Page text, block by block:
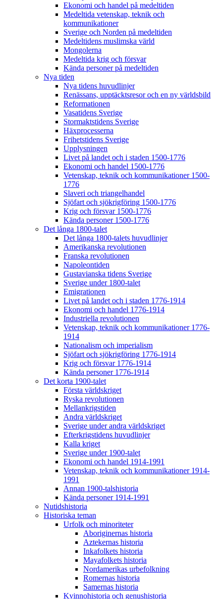
Ekonomi och handel på medeltiden
Medeltida vetenskap, teknik och
kommunikationer
Sverige och Norden på medeltiden
Medeltidens muslimska värld
Mongolerna
Medeltida krig och försvar
Kända personer på medeltiden
Nya tiden
Nya tidens huvudlinjer
Renässans, upptäcktsresor och en ny världsbild
Reformationen
Vasatidens Sverige
Stormaktstidens Sverige
Häxprocesserna
Frihetstidens Sverige
Upplysningen
Livet på landet och i staden 1500-1776
Ekonomi och handel 1500-1776
Vetenskap, teknik och kommunikationer 1500-
1776
Slaveri och triangelhandel
Sjöfart och sjökrigföring 1500-1776
Krig och försvar 1500-1776
Kända personer 1500-1776
Det långa 1800-talet
Det långa 1800-talets huvudlinjer
Amerikanska revolutionen
Franska revolutionen
Napoleontiden
Gustavianska tidens Sverige
Sverige under 1800-talet
Emigrationen
Livet på landet och i staden 1776-1914
Ekonomi och handel 1776-1914
Industriella revolutionen
Vetenskap, teknik och kommunikationer 1776-
1914
Nationalism och imperialism
Sjöfart och sjökrigföring 1776-1914
Krig och försvar 1776-1914
Kända personer 1776-1914
Det korta 1900-talet
Första världskriget
Ryska revolutionen
Mellankrigstiden
Andra världskriget
Sverige under andra världskriget
Efterkrigstidens huvudlinjer
Kalla kriget
Sverige under 1900-talet
Ekonomi och handel 1914-1991
Vetenskap, teknik och kommunikationer 1914-
1991
Annan 1900-talshistoria
Kända personer 1914-1991
Nutidshistoria
Historiska teman
Urfolk och minoriteter
Aboriginernas historia
Aztekernas historia
Inkafolkets historia
Mayafolkets historia
Nordamerikas urbefolkning
Romernas historia
Samernas historia
Kvinnohistoria och genushistoria